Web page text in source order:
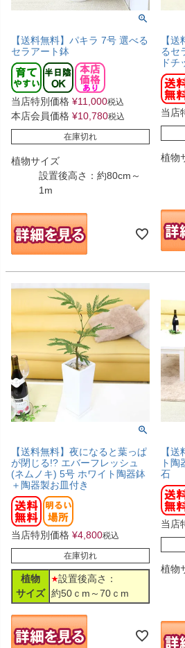
【送料無料】パキラ 7号 選べる
セラアート鉢
当店特別価格 ¥11,000税込
本店会員価格 ¥10,780税込
在庫切れ
植物サイズ
設置後高さ：約80cm～
1m
【
るセ
ドチ
当店
植物
【送料無料】夜になると葉っぱ
が閉じる!? エバーフレッシュ
(ネムノキ) 5号 ホワイト陶器鉢
＋陶器製お皿付き
当店特別価格 ¥4,800税込
在庫切れ
植物
サイズ
設置後高さ：
約50ｃm～70ｃm
【
ト
石
当店
植物